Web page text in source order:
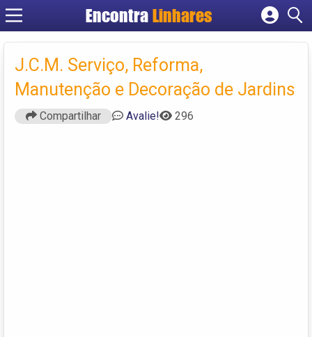
EncontraLinhares
Cadastrar empresa
Fazer login
Criar conta
J.C.M. Serviço, Reforma,
Manutenção e Decoração de Jardins
Compartilhar Avalie! 296